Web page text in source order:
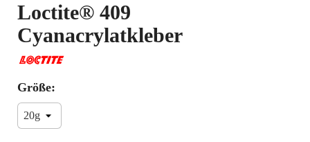
Loctite® 409
Cyanacrylatkleber
Größe: